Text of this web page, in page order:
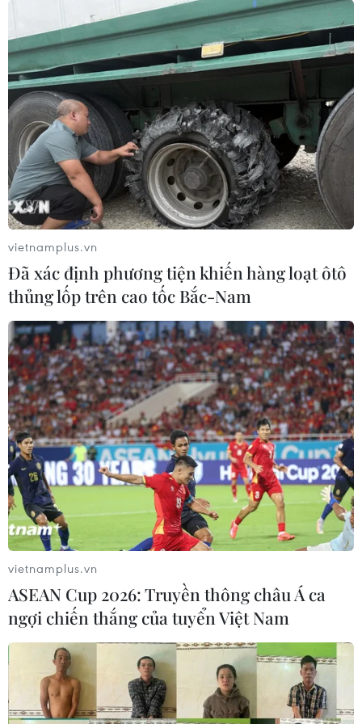
vietnamplus.vn
Đã xác định phương tiện khiến hàng loạt ôtô
thủng lốp trên cao tốc Bắc-Nam
vietnamplus.vn
ASEAN Cup 2026: Truyền thông châu Á ca
ngợi chiến thắng của tuyển Việt Nam